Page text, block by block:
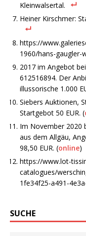
Kleinwalsertal.
Heiner Kirschmer:
https://
1960/hans-gaugler-
2017 im Angebot
612516894. Der
illussorische 1.000
Siebers Auktionen,
Startgebot 50 EUR. (
Im November 2020
aus dem Allgäu,
98,50 EUR. (online)
https://www.lot-
catalogues/
1fe34f25-a491-
SUCHE